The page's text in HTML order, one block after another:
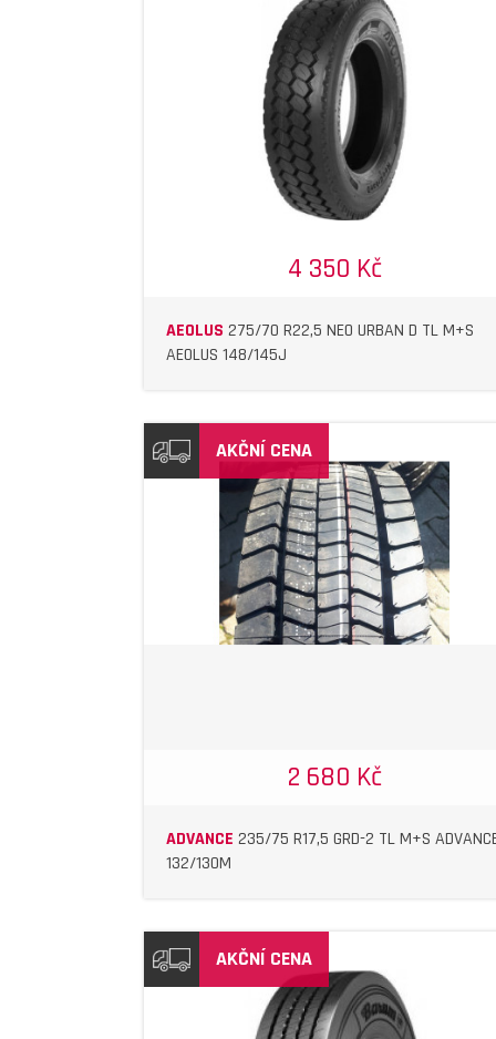
4 350 Kč
AEOLUS 275/70 R22,5 NEO URBAN D TL M+S
AEOLUS 148/145J
AKČNÍ CENA
2 680 Kč
ADVANCE 235/75 R17,5 GRD-2 TL M+S
132/130M
DETAIL
AKČNÍ CENA